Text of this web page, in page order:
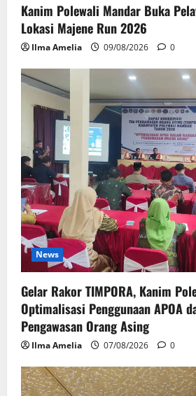
Kanim Polewali Mandar Buka
Lokasi Majene Run 2026
Ilma Amelia 09/08/2026 0
News
Gelar Rakor TIMPORA, Kanim
Optimalisasi Penggunaan APOA
Pengawasan Orang Asing
Ilma Amelia 07/08/2026 0